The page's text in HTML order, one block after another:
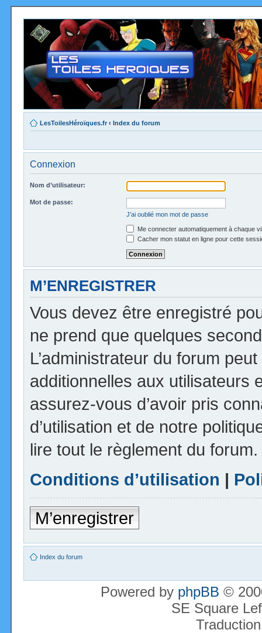
LesToilesHéroïques.fr ‹ Index du forum
Connexion
Nom d’utilisateur:
Mot de passe:
J’ai oublié mon mot de passe
Me connecter automatiquement à chaque
Cacher mon statut en ligne pour cette
M’ENREGISTRER
Vous devez être enregistré
ne prend que quelques
L’administrateur du forum
additionnelles aux utilisateurs
assurez-vous d’avoir pris
d’utilisation et de notre
lire tout le règlement du forum.
Conditions d’utilisation |
M’enregistrer
Index du forum
Powered by phpBB ©
SE Square